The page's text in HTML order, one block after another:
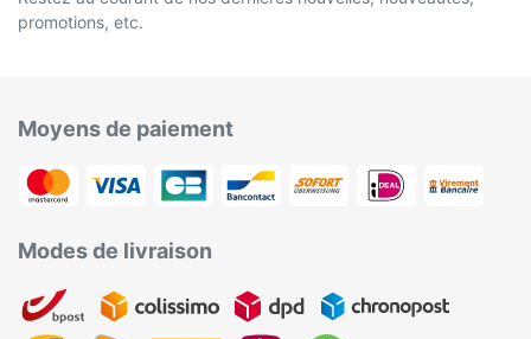
promotions, etc.
Moyens de paiement
Modes de livraison